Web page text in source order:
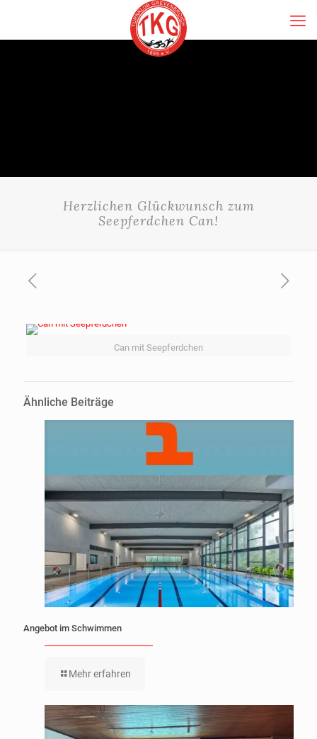
Herzlichen Glückwunsch zum
Seepferdchen Can!
Can mit Seepferdchen
Ähnliche Beiträge
Angebot im Schwimmen
Mehr erfahren